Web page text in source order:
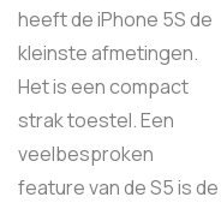
heeft de iPhone 5S de
kleinste afmetingen.
Het is een compact
strak toestel. Een
veelbesproken
feature van de S5 is de